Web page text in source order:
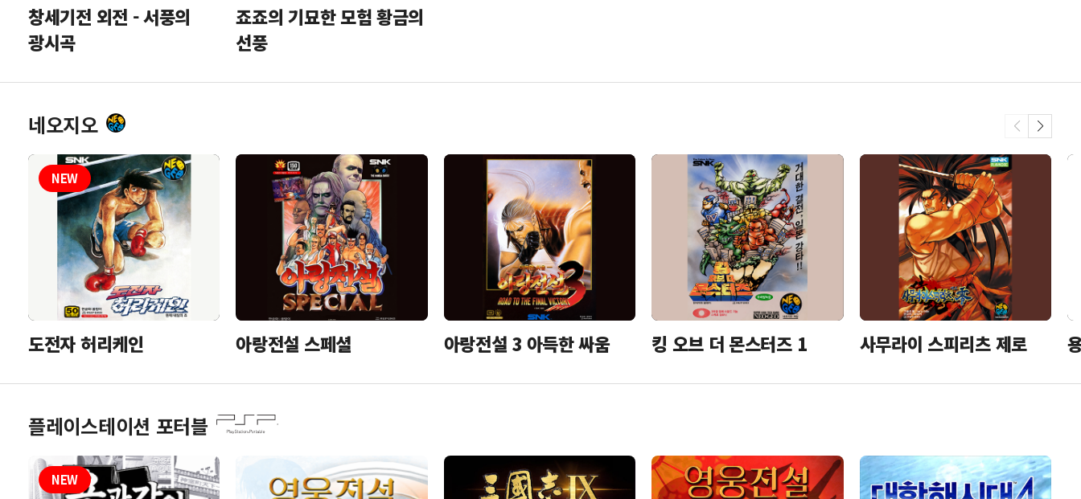
창세기전 외전 - 서풍의
광시곡
죠죠의 기묘한 모험 황금의
선풍
네오지오
도전자 허리케인 아랑전설 스페셜 아랑전설 3 아득한 싸움 킹 오브 더 몬스터즈 1 사무라이 스피리츠 제로
플레이스테이션 포터블